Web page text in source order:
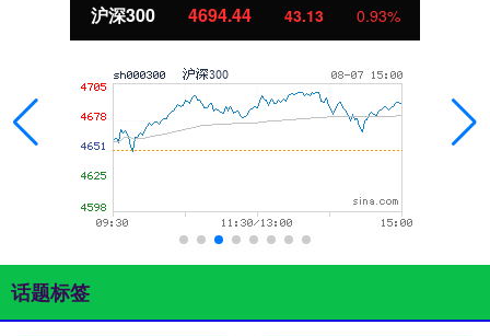
沪深300 4694.44 43.13 0.93%
话题标签